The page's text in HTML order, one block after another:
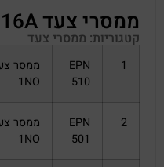
ממסרי צעד 16A על פס
קטגוריות:ממסרי צעד
EPN
510
ממסר צעד
1NO
EPN
501
ממסר צעד
1NO